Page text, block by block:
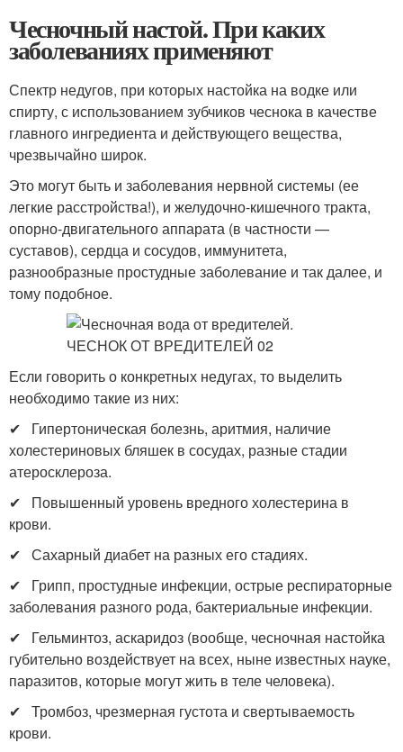
Чесночный настой. При каких
заболеваниях применяют
Спектр недугов, при которых настойка на водке или
спирту, с использованием зубчиков чеснока в качестве
главного ингредиента и действующего вещества,
чрезвычайно широк.
Это могут быть и заболевания нервной системы (ее
легкие расстройства!), и желудочно-кишечного тракта,
опорно-двигательного аппарата (в частности —
суставов), сердца и сосудов, иммунитета,
разнообразные простудные заболевание и так далее, и
тому подобное.
Если говорить о конкретных недугах, то выделить
необходимо такие из них:
✔ Гипертоническая болезнь, аритмия, наличие
холестериновых бляшек в сосудах, разные стадии
атеросклероза.
✔ Повышенный уровень вредного холестерина в
крови.
✔ Сахарный диабет на разных его стадиях.
✔ Грипп, простудные инфекции, острые респираторные
заболевания разного рода, бактериальные инфекции.
✔ Гельминтоз, аскаридоз (вообще, чесночная настойка
губительно воздействует на всех, ныне известных науке,
паразитов, которые могут жить в теле человека).
✔ Тромбоз, чрезмерная густота и свертываемость
крови.